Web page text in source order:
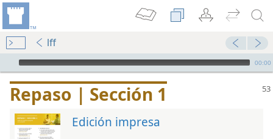
lff
Audio Player
00:00
Repaso | Sección 1
Edición impresa